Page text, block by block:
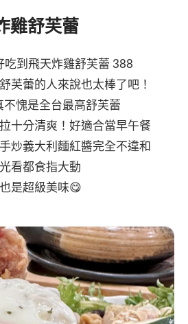
雞舒芙蕾
到飛天炸雞舒芙蕾 388
芙蕾的人來說也太棒了吧！
愧是全台最高舒芙蕾
十分清爽！好適合當早午餐
炒義大利麵紅醬完全不違和
看都食指大動
是超級美味😋